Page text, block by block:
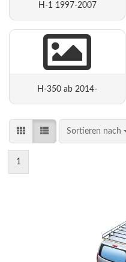
H-1 1997-2007
H-350 ab 2014-
Sortieren nach
1